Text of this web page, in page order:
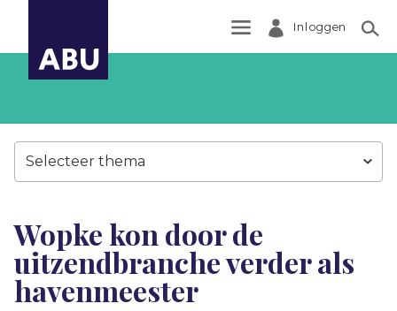
Inloggen
Selecteer thema
Wopke kon door de
uitzendbranche verder als
havenmeester